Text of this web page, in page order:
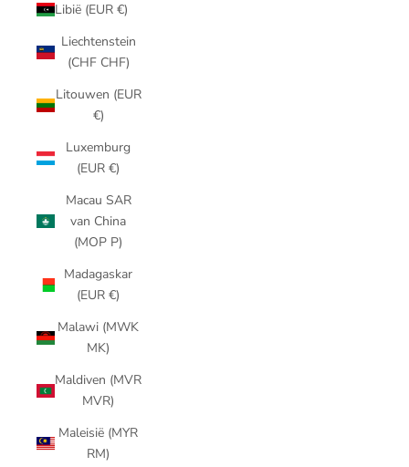
Libië (EUR €)
Liechtenstein
(CHF CHF)
Litouwen (EUR
€)
Luxemburg
(EUR €)
Macau SAR
van China
(MOP P)
Madagaskar
(EUR €)
Malawi (MWK
MK)
Maldiven (MVR
MVR)
Maleisië (MYR
RM)